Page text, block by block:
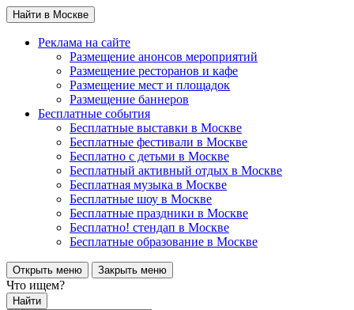
Найти в Москве
Реклама на сайте
Размещение анонсов мероприятий
Размещение ресторанов и кафе
Размещение мест и площадок
Размещение баннеров
Бесплатные события
Бесплатные выставки в Москве
Бесплатные фестивали в Москве
Бесплатно с детьми в Москве
Бесплатный активный отдых в Москве
Бесплатная музыка в Москве
Бесплатные шоу в Москве
Бесплатные праздники в Москве
Бесплатно! стендап в Москве
Бесплатные образование в Москве
Открыть меню Закрыть меню
Что ищем?
Найти